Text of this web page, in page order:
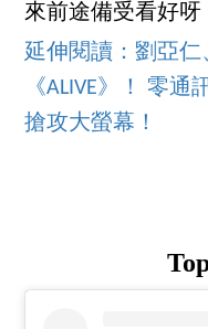
來前途備受看好呀
延伸閱讀：劉亞
《ALIVE》！ 零
搶攻大螢幕！